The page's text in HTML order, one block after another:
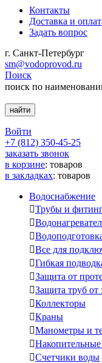
Контакты
Доставка и
Задать вопрос
г. Санкт-Петербург
sm@vodoprovod.ru
Поиск
поиск по
Войти
+7 (812) 350-45-25
заказать звонок
в корзине: товаров
в закладках: товаров
Водоснабжение
Трубы и


Все для
Гибкая
Защита от
Защита труб от
Коллекторы
Краны
Манометры и
Накопительные
Счетчики воды